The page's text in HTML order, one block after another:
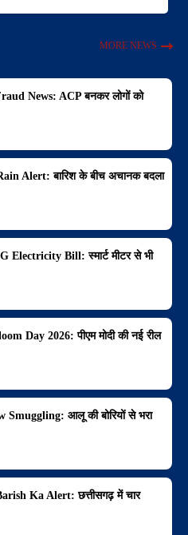
MORE NEWS
News: ACP बनकर लोगों को
Alert: बारिश के बीच अचानक बदला
Electricity Bill: स्मार्ट मीटर से भी
Day 2026: पीएम मोदी की नई रील
आलू की बोरियों से भरा
Ka Alert: छत्तीसगढ़ में चार